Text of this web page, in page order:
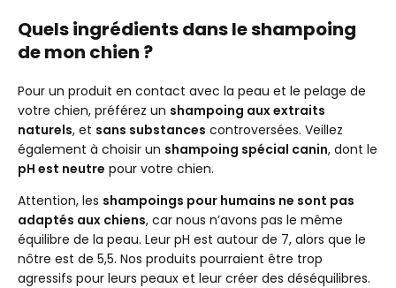
Quels ingrédients dans le shampoing
de mon chien ?
Pour un produit en contact avec la peau et le pelage de
votre chien, préférez un shampoing aux extraits
naturels, et sans substances controversées. Veillez
également à choisir un shampoing spécial canin, dont le
pH est neutre pour votre chien.
Attention, les shampoings pour humains ne sont pas
adaptés aux chiens, car nous n’avons pas le même
équilibre de la peau. Leur pH est autour de 7, alors que le
nôtre est de 5,5. Nos produits pourraient être trop
agressifs pour leurs peaux et leur créer des déséquilibres.